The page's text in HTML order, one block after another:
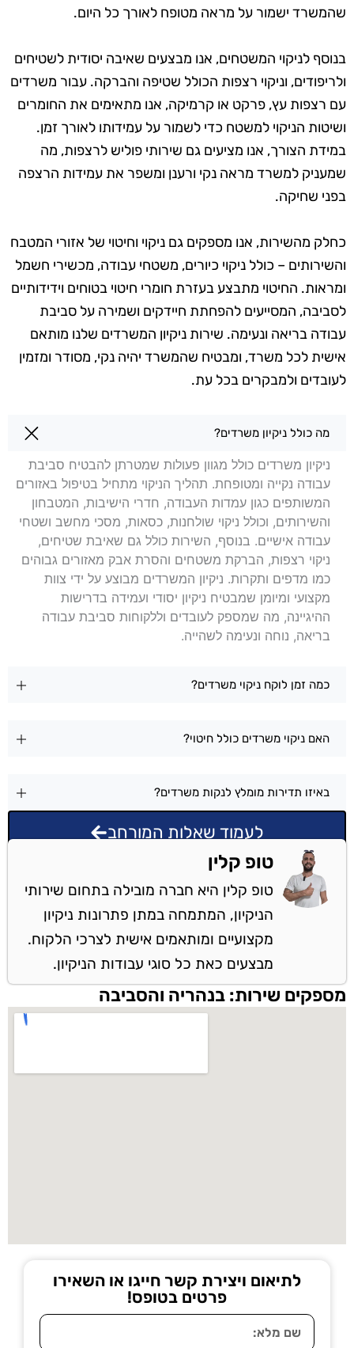
שהמשרד ישמור על מראה מטופח לאורך כל היום.
בנוסף לניקוי המשטחים, אנו מבצעים שאיבה יסודית לשטיחים
ולריפודים, וניקוי רצפות הכולל שטיפה והברקה. עבור משרדים
עם רצפות עץ, פרקט או קרמיקה, אנו מתאימים את החומרים
ושיטות הניקוי למשטח כדי לשמור על עמידותו לאורך זמן.
במידת הצורך, אנו מציעים גם שירותי פוליש לרצפות, מה
שמעניק למשרד מראה נקי ורענן ומשפר את עמידות הרצפה
בפני שחיקה.
כחלק מהשירות, אנו מספקים גם ניקוי וחיטוי של אזורי המטבח
והשירותים – כולל ניקוי כיורים, משטחי עבודה, מכשירי חשמל
ומראות. החיטוי מתבצע בעזרת חומרי חיטוי בטוחים וידידותיים
לסביבה, המסייעים להפחתת חיידקים ושמירה על סביבת
עבודה בריאה ונעימה. שירות ניקיון המשרדים שלנו מותאם
אישית לכל משרד, ומבטיח שהמשרד יהיה נקי, מסודר ומזמין
לעובדים ולמבקרים בכל עת.
שאלות בנושא ניקיון משרדים בנהריה
מה כולל ניקיון משרדים?
ניקיון משרדים כולל מגוון פעולות שמטרתן להבטיח סביבת
עבודה נקייה ומטופחת. תהליך הניקוי מתחיל בטיפול באזורים
המשותפים כגון עמדות העבודה, חדרי הישיבות, המטבחון
והשירותים, וכולל ניקוי שולחנות, כסאות, מסכי מחשב ושטחי
עבודה אישיים. בנוסף, השירות כולל גם שאיבת שטיחים,
ניקוי רצפות, הברקת משטחים והסרת אבק מאזורים גבוהים
כמו מדפים ותקרות. ניקיון המשרדים מבוצע על ידי צוות
מקצועי ומיומן שמבטיח ניקיון יסודי ועמידה בדרישות
ההיגיינה, מה שמספק לעובדים וללקוחות סביבת עבודה
בריאה, נוחה ונעימה לשהייה.
כמה זמן לוקח ניקוי משרדים?
האם ניקוי משרדים כולל חיטוי?
באיזו תדירות מומלץ לנקות משרדים?
לעמוד שאלות המורחב
טופ קלין
טופ קלין היא חברה מובילה בתחום שירותי
הניקיון, המתמחה במתן פתרונות ניקיון
מקצועיים ומותאמים אישית לצרכי הלקוח.
מבצעים כאת כל סוגי עבודות הניקיון.
מספקים שירות: בנהריה והסביבה
לתיאום ויצירת קשר חייגו או השאירו
פרטים בטופס!